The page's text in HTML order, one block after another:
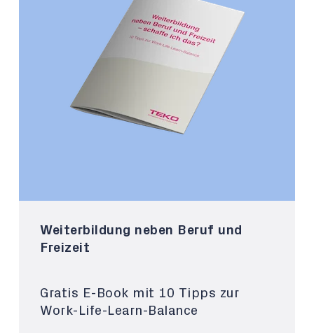
Weiterbildung neben Beruf und
Freizeit
Gratis E-Book mit 10 Tipps zur
Work-Life-Learn-Balance